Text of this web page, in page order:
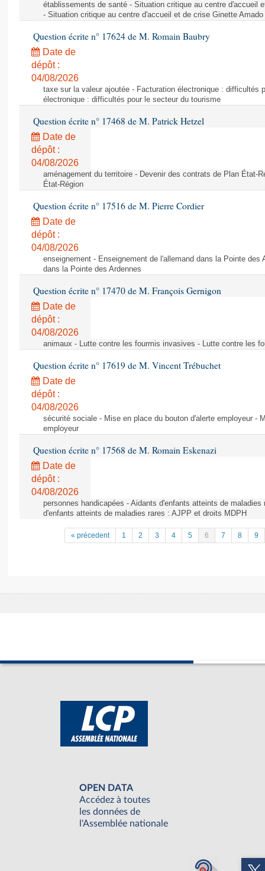
établissements de santé - Situation critique au centre d'accueil
- Situation critique au centre d'accueil et de crise Ginette Amado
Question écrite n° 17624 de M. Romain Baubry
Date de
dépôt :
04/08/2026
taxe sur la valeur ajoutée - Facturation électronique : difficultés
électronique : difficultés pour le secteur du tourisme
Question écrite n° 17468 de M. Patrick Hetzel
Date de
dépôt :
04/08/2026
aménagement du territoire - Devenir des contrats de Plan État-
État-Région
Question écrite n° 17516 de M. Pierre Cordier
Date de
dépôt :
04/08/2026
enseignement - Enseignement de l'allemand dans la Pointe des
dans la Pointe des Ardennes
Question écrite n° 17470 de M. François Gernigon
Date de
dépôt :
04/08/2026
animaux - Lutte contre les fourmis invasives - Lutte contre les
Question écrite n° 17619 de M. Vincent Trébuchet
Date de
dépôt :
04/08/2026
sécurité sociale - Mise en place du bouton d'alerte employeur -
employeur
Question écrite n° 17568 de M. Romain Eskenazi
Date de
dépôt :
04/08/2026
personnes handicapées - Aidants d'enfants atteints de
d'enfants atteints de maladies rares : AJPP et droits MDPH
« précedent 1 2 3 4 5 6 7 8 9
OPEN DATA
Accédez à toutes
les données de
l'Assemblée nationale